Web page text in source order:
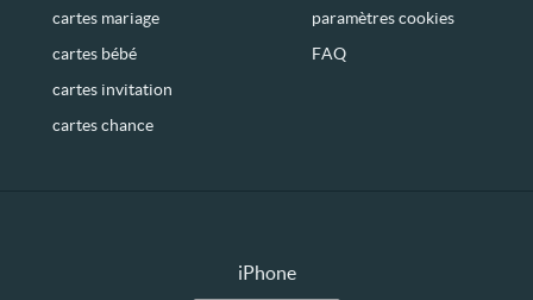
cartes mariage
cartes bébé
cartes invitation
cartes chance
paramètres cookies
FAQ
iPhone